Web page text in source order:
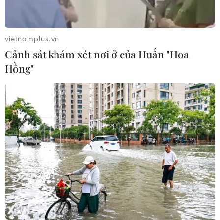
Hàn Quốc tái khẳng định mục tiêu
chung sống hòa bình với Triều Tiên
06/08/2026 15:33
Kinh nghiệm Đổi mới của Việt Nam
hỗ trợ Lào xây dựng nền kinh tế độc
lập, tự chủ
06/08/2026 15:32
Thư mừng kỷ niệm 50 năm quan hệ
ngoại giao Việt Nam-Thái Lan
06/08/2026 15:07
vietnamplus.vn
Cảnh sát khám xét nơi ở của Huấn "Hoa
Hồng"